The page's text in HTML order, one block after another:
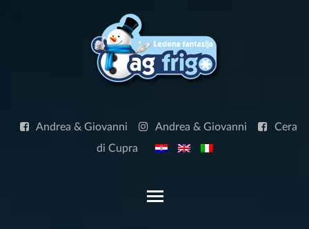
Andrea & Giovanni Andrea & Giovanni Cera
di Cupra